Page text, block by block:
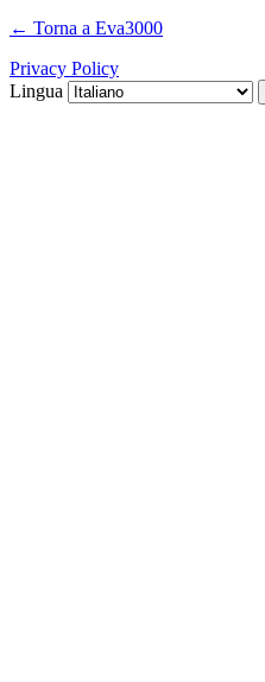
← Torna a Eva3000
Privacy Policy
Lingua